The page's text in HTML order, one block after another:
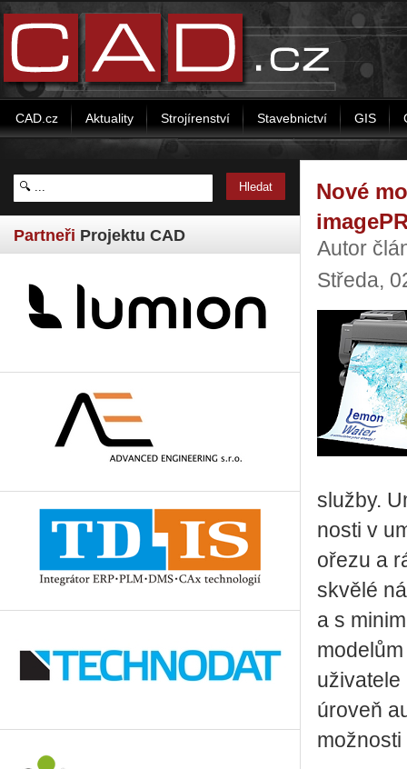
CAD.cz Aktuality Strojírenství Stavebnictví GIS
Partneři Projektu CAD
Nové
Autor
Středa,
služby.
nosti v
ořezu a
skvělé
a s
úroveň